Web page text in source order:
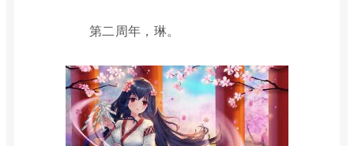
第二周年，琳。